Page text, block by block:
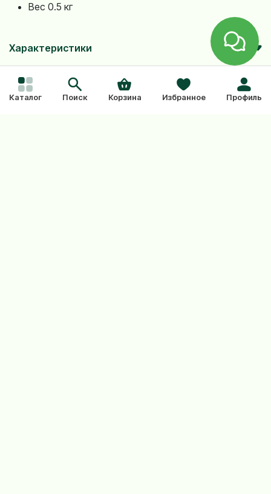
Каталог Поиск Корзина Избранное Профиль
Вес 0.5 кг
Характеристики